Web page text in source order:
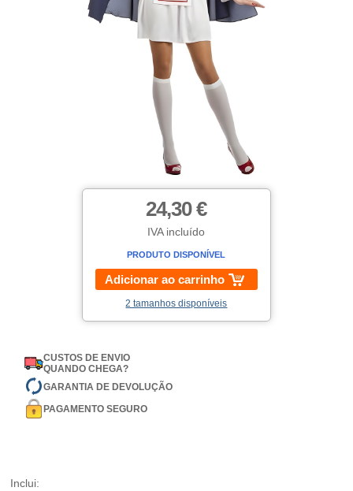
24,30 €
IVA incluído
PRODUTO DISPONÍVEL
Adicionar ao carrinho
2 tamanhos disponíveis
CUSTOS DE ENVIO
QUANDO CHEGA?
GARANTIA DE DEVOLUÇÃO
PAGAMENTO SEGURO
Inclui: